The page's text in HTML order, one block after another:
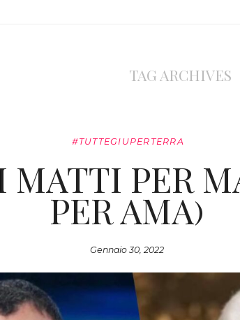
TAG ARCHIVES
#TUTTEGIUPERTERRA
MATTI PER
PER AMA)
Gennaio 30, 2022